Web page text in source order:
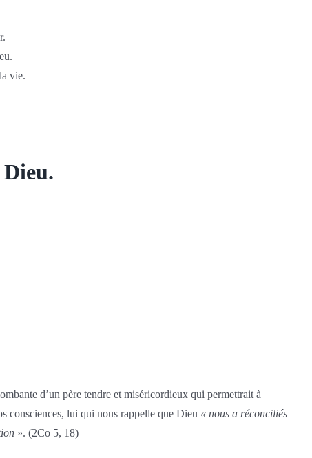
vie.
d’un père tendre et miséricordieux qui permettrait à
consciences, lui qui nous rappelle que Dieu « nous a réconciliés
». (2Co 5, 18)